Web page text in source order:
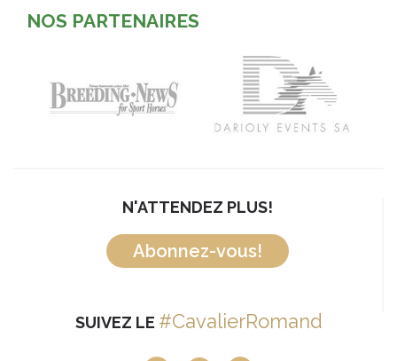
NOS PARTENAIRES
N'ATTENDEZ PLUS!
Abonnez-vous!
SUIVEZ LE #CavalierRomand